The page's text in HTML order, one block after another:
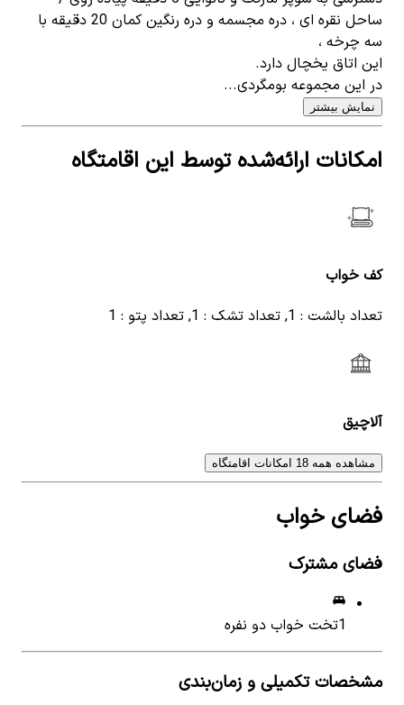
ساحل نقره ای ، دره مجسمه و دره رنگین کمان 20 دقیقه با
سه چرخه ،
این اتاق یخچال دارد.
در این مجموعه بومگردی...
نمایش بیشتر
امکانات ارائه‌شده توسط این اقامتگاه
کف خواب
تعداد بالشت : 1, تعداد تشک : 1, تعداد پتو : 1
آلاچیق
مشاهده همه 18 امکانات اقامتگاه
فضای خواب
فضای مشترک
1تخت خواب دو نفره
مشخصات تکمیلی و زمان‌بندی